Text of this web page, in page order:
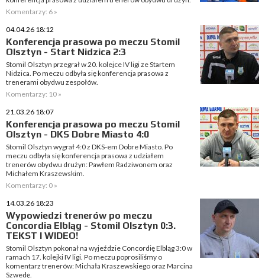
Komentarzy: 6 »
04.04.26 18:12
Konferencja prasowa po meczu Stomil
Olsztyn - Start Nidzica 2:3
Stomil Olsztyn przegrał w 20. kolejce IV ligi ze Startem
Nidzica. Po meczu odbyła się konferencja prasowa z
trenerami obydwu zespołów.
Komentarzy: 10 »
21.03.26 18:07
Konferencja prasowa po meczu Stomil
Olsztyn - DKS Dobre Miasto 4:0
Stomil Olsztyn wygrał 4:0 z DKS-em Dobre Miasto. Po
meczu odbyła się konferencja prasowa z udziałem
trenerów obydwu drużyn: Pawłem Radziwonem oraz
Michałem Kraszewskim.
Komentarzy: 0 »
14.03.26 18:23
Wypowiedzi trenerów po meczu
Concordia Elbląg - Stomil Olsztyn 0:3.
TEKST I WIDEO!
Stomil Olsztyn pokonał na wyjeździe Concordię Elbląg 3:0 w
ramach 17. kolejki IV ligi. Po meczu poprosiliśmy o
komentarz trenerów: Michała Kraszewskiego oraz Marcina
Szwedę.